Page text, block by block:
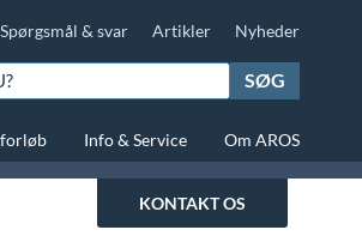
Spørgsmål & svar Artikler Nyheder
SØG
Info & Service Om AROS
KONTAKT OS